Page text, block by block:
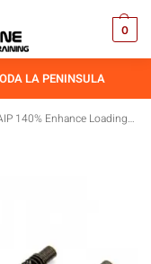
0
LA PENINSULA
140% Enhance Loading Nozzle Spring for TM 5.1/4.3/1911